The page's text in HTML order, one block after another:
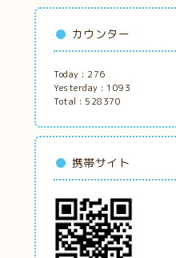
カウンター
Today : 276
Yesterday : 1093
Total : 528370
携帯サイト